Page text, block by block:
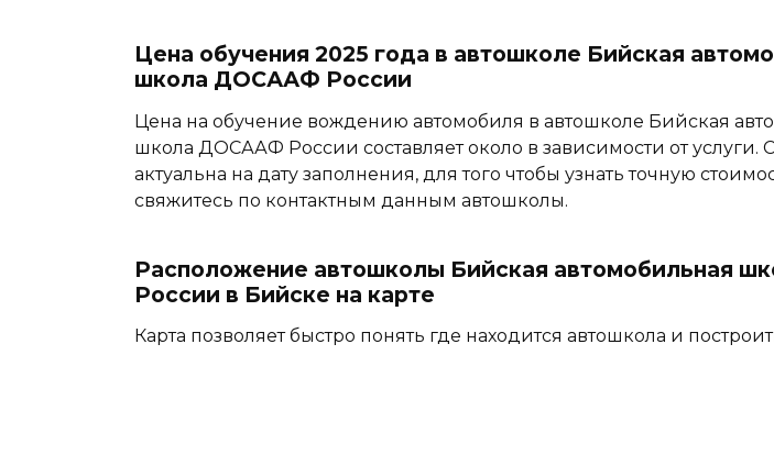
Цена обучения 2025 года в автошколе Бийская
школа ДОСААФ России
Цена на обучение вождению автомобиля в автошколе Бийская
школа ДОСААФ России составляет около в зависимости от услуги.
актуальна на дату заполнения, для того чтобы узнать точную
свяжитесь по контактным данным автошколы.
Расположение автошколы Бийская автомобильная
России в Бийске на карте
Карта позволяет быстро понять где находится автошкола и